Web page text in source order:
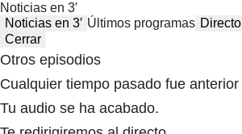
Noticias en 3′
Noticias en 3′ Últimos programas Directo
Cerrar
Otros episodios
Cualquier tiempo pasado fue anterior
Tu audio se ha acabado.